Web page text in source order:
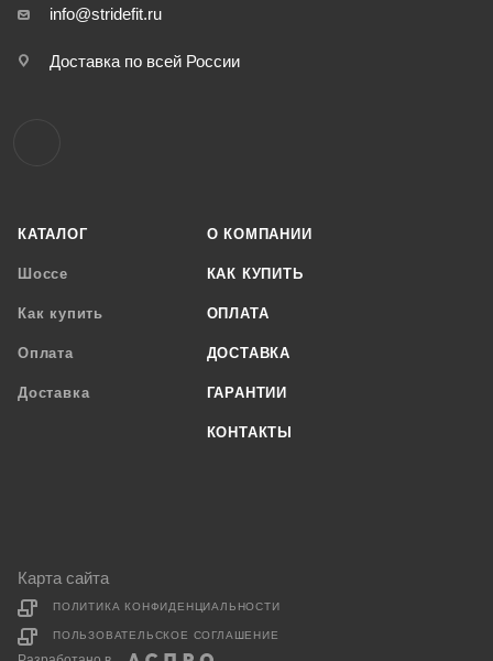
КАТАЛОГ
Шоссе
Как купить
Оплата
Доставка
О КОМПАНИИ
КАК КУПИТЬ
ОПЛАТА
ДОСТАВКА
ГАРАНТИИ
КОНТАКТЫ
info@stridefit.ru
Доставка по всей России
Карта сайта
ПОЛИТИКА КОНФИДЕНЦИАЛЬНОСТИ
ПОЛЬЗОВАТЕЛЬСКОЕ СОГЛАШЕНИЕ